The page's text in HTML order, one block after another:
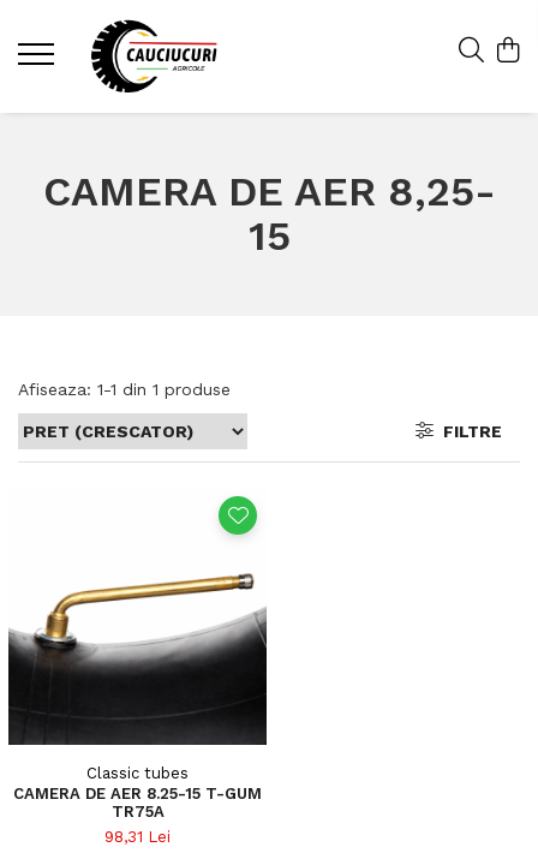
CAMERA DE AER 8,25-
15
Afiseaza: 1-1 din 1 produse
FILTRE
Classic tubes
CAMERA DE AER 8.25-15 T-GUM
TR75A
98,31 Lei